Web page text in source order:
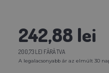
242,88 lei
200,73 LEI FĂRĂ TVA
A legalacsonyabb ár az elmúlt 30